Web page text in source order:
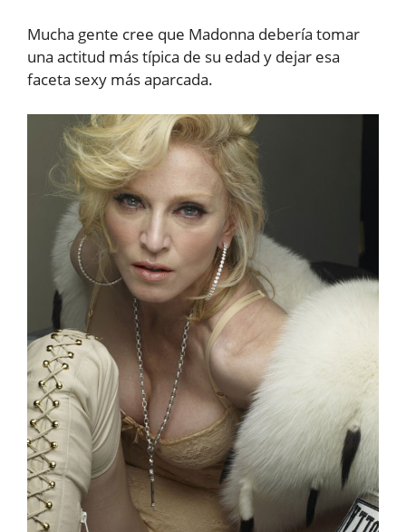
Mucha gente cree que Madonna debería tomar
una actitud más típica de su edad y dejar esa
faceta sexy más aparcada.